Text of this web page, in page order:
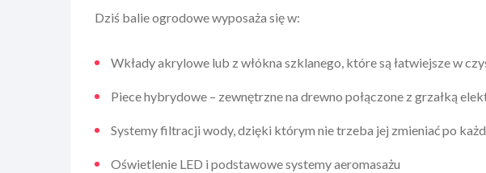
Dziś balie ogrodowe wyposaża się w:
Wkłady akrylowe lub z włókna szklanego, które są łatwiejsze w
Piece hybrydowe – zewnętrzne na drewno połączone z grzałką
Systemy filtracji wody, dzięki którym nie trzeba jej zmieniać po
Oświetlenie LED i podstawowe systemy aeromasażu